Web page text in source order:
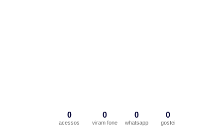
0
acessos
0
viram fone
0
whatsapp
0
gostei